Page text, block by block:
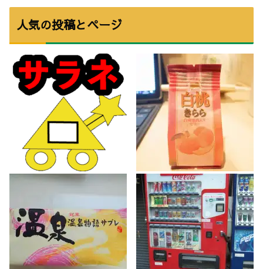
人気の投稿とページ